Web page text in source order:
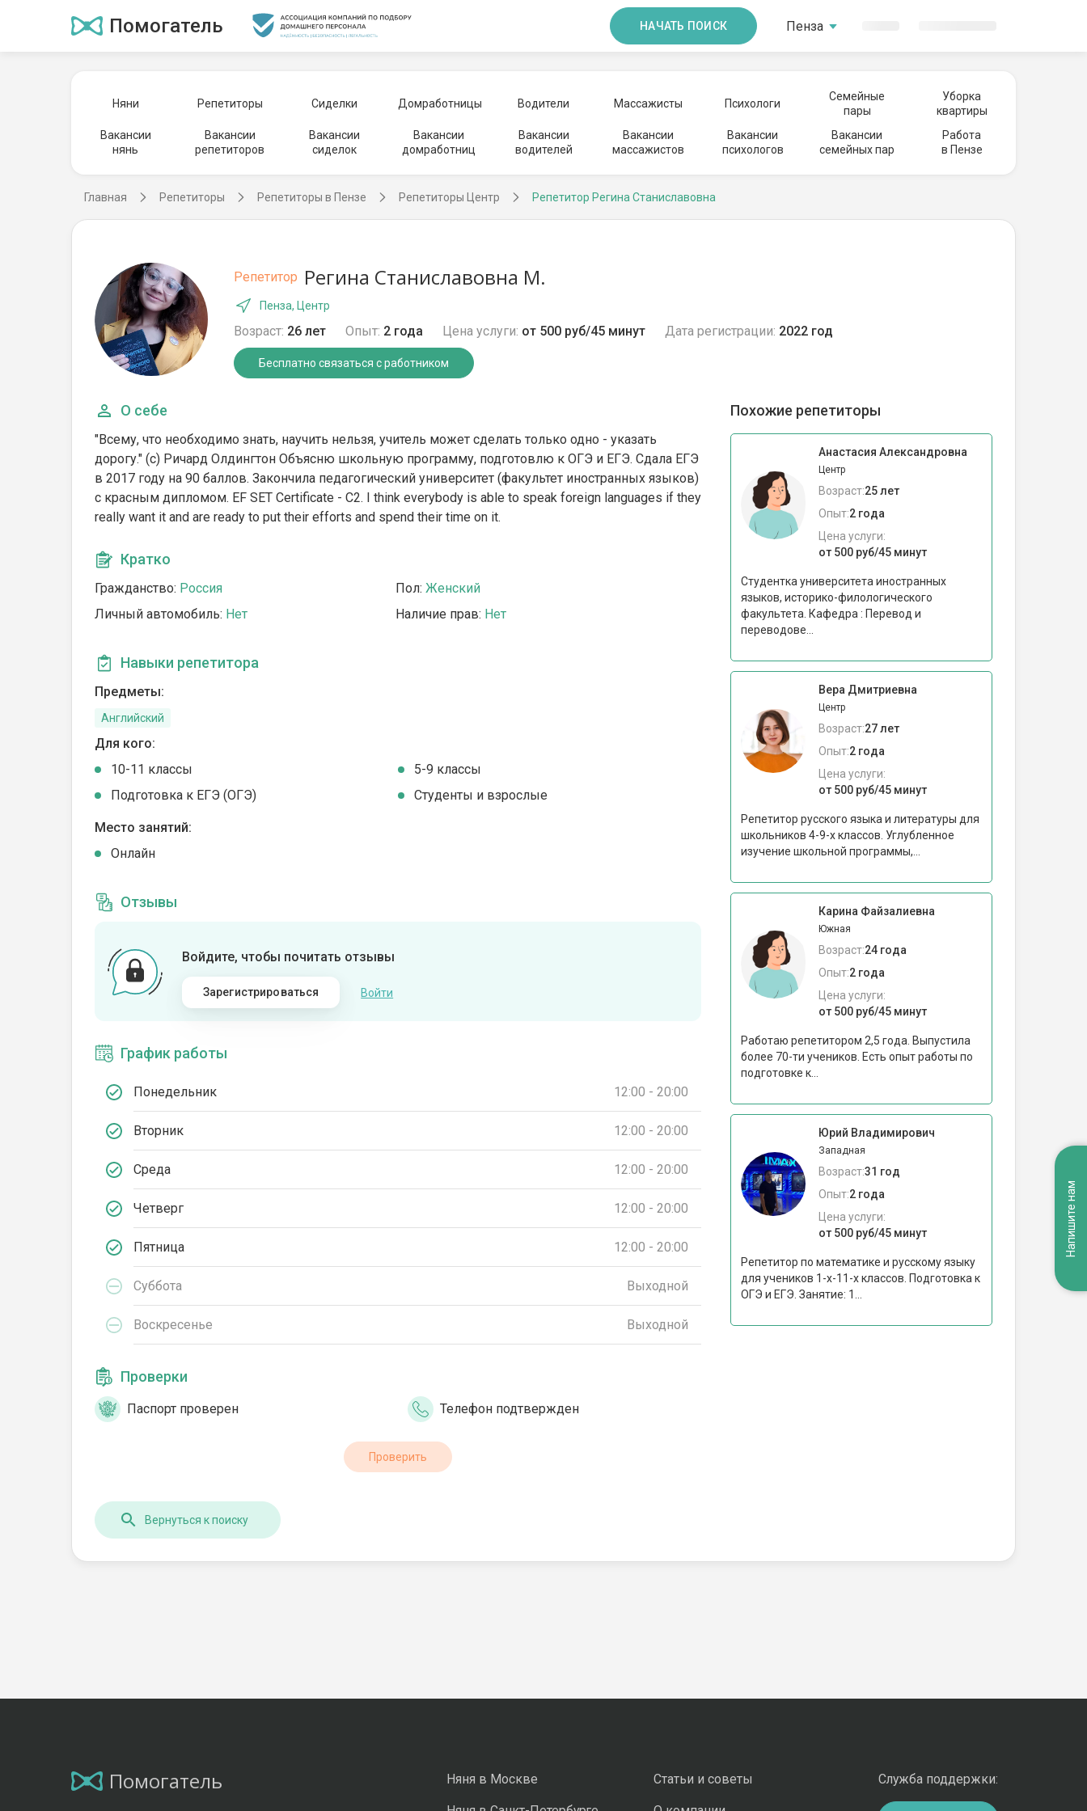
Помогатель НАЧАТЬ ПОИСК Пенза
Няни Репетиторы Сиделки Домработницы Водители Массажисты Психологи
Семейные
пары
Уборка
квартиры
Вакансии
нянь
Вакансии
репетиторов
Вакансии
сиделок
Вакансии
домработниц
Вакансии
водителей
Вакансии
массажистов
Вакансии
психологов
Вакансии
семейных пар
Работа
в Пензе
Главная Репетиторы Репетиторы в Пензе Репетиторы Центр Репетитор Регина Станиславовна
Репетитор Регина Станиславовна М.
Пенза, Центр
Возраст: 26 лет Опыт: 2 года Цена услуги: от 500 руб/45 минут Дата регистрации: 2022 год
Бесплатно связаться с работником
О себе
"Всему, что необходимо знать, научить нельзя, учитель может сделать только одно - указать
дорогу." (с) Ричард Олдингтон Объясню школьную программу, подготовлю к ОГЭ и ЕГЭ. Сдала ЕГЭ
в 2017 году на 90 баллов. Закончила педагогический университет (факультет иностранных языков)
с красным дипломом. EF SET Certificate - C2. I think everybody is able to speak foreign languages if they
really want it and are ready to put their efforts and spend their time on it.
Кратко
Гражданство: Россия Пол: Женский
Личный автомобиль: Нет Наличие прав: Нет
Навыки репетитора
Предметы:
Английский
Для кого:
10-11 классы
5-9 классы
Подготовка к ЕГЭ (ОГЭ)
Студенты и взрослые
Место занятий:
Онлайн
Отзывы
Войдите, чтобы почитать отзывы
Зарегистрироваться Войти
График работы
Понедельник 12:00 - 20:00
Вторник 12:00 - 20:00
Среда 12:00 - 20:00
Четверг 12:00 - 20:00
Пятница 12:00 - 20:00
Суббота Выходной
Воскресенье Выходной
Проверки
Паспорт проверен Телефон подтвержден
Проверить
Похожие репетиторы
Анастасия Александровна
Центр
Возраст:25 лет
Опыт:2 года
Цена услуги:
от 500 руб/45 минут
Студентка университета иностранных
языков, историко-филологического
факультета. Кафедра : Перевод и
переводове...
Вера Дмитриевна
Центр
Возраст:27 лет
Опыт:2 года
Цена услуги:
от 500 руб/45 минут
Репетитор русского языка и литературы для
школьников 4-9-х классов. Углубленное
изучение школьной программы,...
Карина Файзалиевна
Южная
Возраст:24 года
Опыт:2 года
Цена услуги:
от 500 руб/45 минут
Работаю репетитором 2,5 года. Выпустила
более 70-ти учеников. Есть опыт работы по
подготовке к...
Юрий Владимирович
Западная
Возраст:31 год
Опыт:2 года
Цена услуги:
от 500 руб/45 минут
Репетитор по математике и русскому языку
для учеников 1-х-11-х классов. Подготовка к
ОГЭ и ЕГЭ. Занятие: 1...
Вернуться к поиску
Помогатель Няня в Москве Статьи и советы Служба поддержки:
Напишите нам